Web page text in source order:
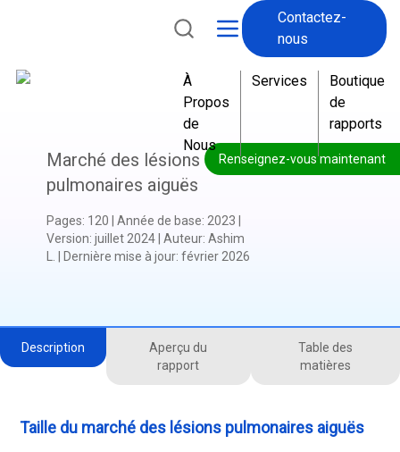
Contactez-
nous
À
Propos
de
Nous
Services
Boutique
de
rapports
Renseignez-vous maintenant
Marché des lésions
pulmonaires aiguës
Pages: 120 Année de base: 2023
Version: juillet 2024| Auteur: Ashim
Dernière mise à jour: février 2026
Description
Aperçu du
rapport
Table des
matières
Taille du marché des lésions pulmonaires aiguës